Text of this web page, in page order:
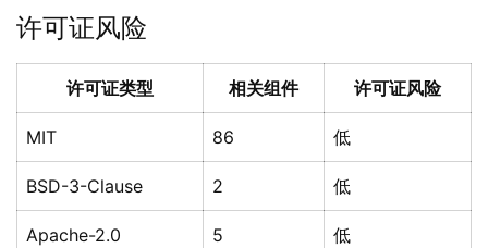
许可证风险
许可证类型 相关组件 许可证风险
MIT 86 低
BSD-3-Clause 2 低
Apache-2.0 5 低